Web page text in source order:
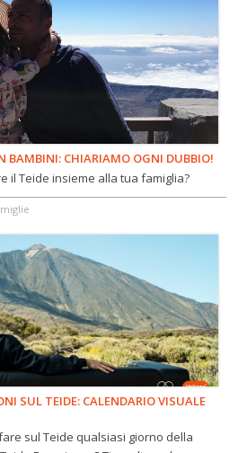
BAMBINI: CHIARIAMO OGNI DUBBIO!
il Teide insieme alla tua famiglia?
SUL TEIDE: CALENDARIO VISUALE
sul Teide qualsiasi giorno della